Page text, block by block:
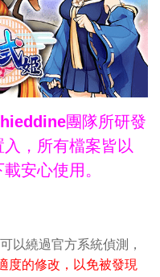
團隊所研發
，所有檔案皆以
安心使用。
以繞過官方系統偵測，
度的修改，以免被發現